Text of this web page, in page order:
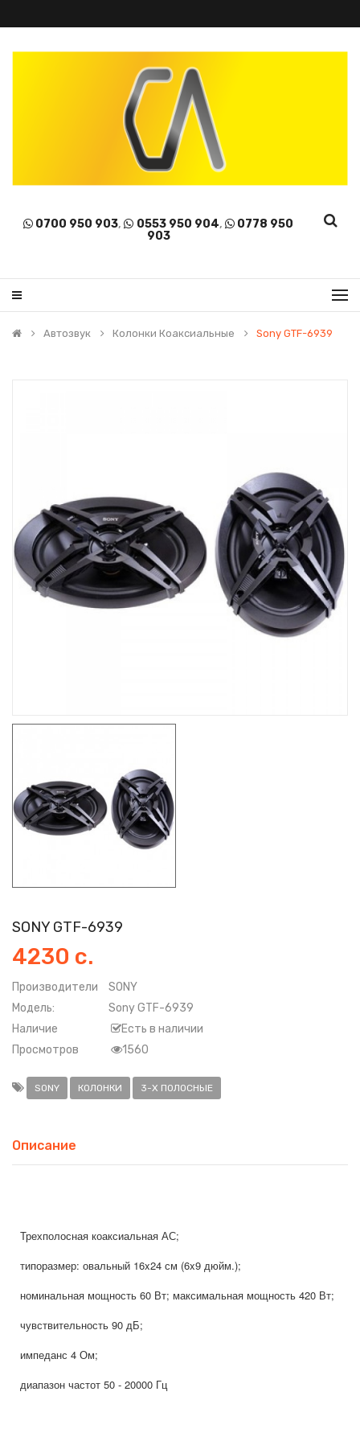
0700 950 903, 0553 950 904,
0778 950
903
Автозвук Колонки Коаксиальные Sony GTF-6939
SONY GTF-6939
4230 с.
Производители
SONY
Модель:
Sony GTF-6939
Наличие
Есть в наличии
Просмотров
1560
SONY КОЛОНКИ 3-Х ПОЛОСНЫЕ
Описание
Трехполосная коаксиальная АС;
типоразмер: овальный 16x24 см (6x9 дюйм.);
номинальная мощность 60 Вт; максимальная мощность 420 Вт;
чувствительность 90 дБ;
импеданс 4 Ом;
диапазон частот 50 - 20000 Гц